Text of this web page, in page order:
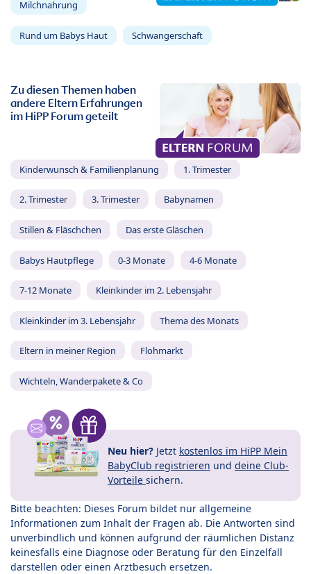
Milchnahrung
Rund um Babys Haut Schwangerschaft
Zu diesen Themen haben
andere Eltern Erfahrungen
im HiPP Forum geteilt
Kinderwunsch & Familienplanung 1. Trimester
2. Trimester 3. Trimester Babynamen
Stillen & Fläschchen Das erste Gläschen
Babys Hautpflege 0-3 Monate 4-6 Monate
7-12 Monate Kleinkinder im 2. Lebensjahr
Kleinkinder im 3. Lebensjahr Thema des Monats
Eltern in meiner Region Flohmarkt
Wichteln, Wanderpakete & Co
Neu hier? Jetzt kostenlos im HiPP Mein
BabyClub registrieren und deine Club-
Vorteile sichern.
Bitte beachten: Dieses Forum bildet nur allgemeine
Informationen zum Inhalt der Fragen ab. Die Antworten sind
unverbindlich und können aufgrund der räumlichen Distanz
keinesfalls eine Diagnose oder Beratung für den Einzelfall
darstellen oder einen Arztbesuch ersetzen.